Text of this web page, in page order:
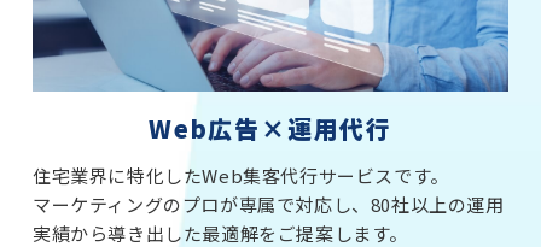
Web広告×運用代行
住宅業界に特化したWeb集客代行サービスです。
マーケティングのプロが専属で対応し、80社以上の運用
実績から導き出した最適解をご提案します。